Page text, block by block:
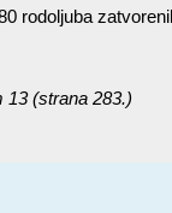
rodoljuba
13 (strana 283.)